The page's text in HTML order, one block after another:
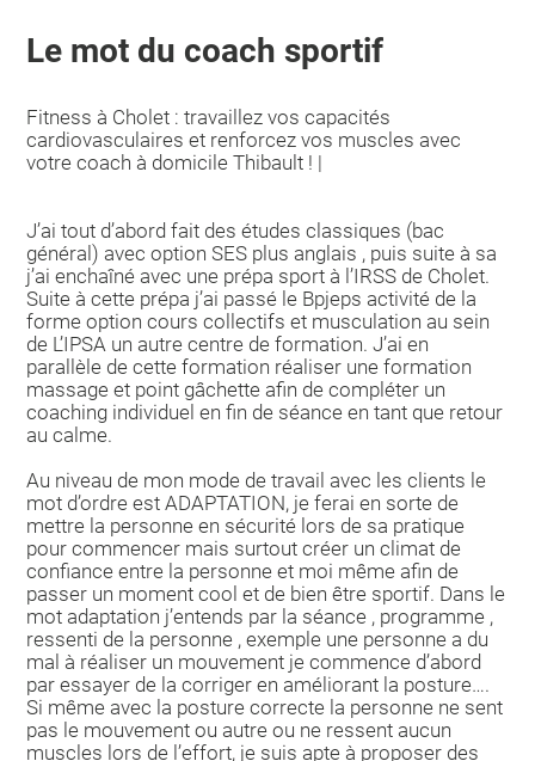
Le mot du coach sportif
Fitness à Cholet : travaillez vos capacités
cardiovasculaires et renforcez vos muscles avec
votre coach à domicile Thibault ! |
J’ai tout d’abord fait des études classiques (bac
général) avec option SES plus anglais , puis suite à sa
j’ai enchaîné avec une prépa sport à l’IRSS de Cholet.
Suite à cette prépa j’ai passé le Bpjeps activité de la
forme option cours collectifs et musculation au sein
de L’IPSA un autre centre de formation. J’ai en
parallèle de cette formation réaliser une formation
massage et point gâchette afin de compléter un
coaching individuel en fin de séance en tant que retour
au calme.
Au niveau de mon mode de travail avec les clients le
mot d’ordre est ADAPTATION, je ferai en sorte de
mettre la personne en sécurité lors de sa pratique
pour commencer mais surtout créer un climat de
confiance entre la personne et moi même afin de
passer un moment cool et de bien être sportif. Dans le
mot adaptation j’entends par la séance , programme ,
ressenti de la personne , exemple une personne a du
mal à réaliser un mouvement je commence d’abord
par essayer de la corriger en améliorant la posture….
Si même avec la posture correcte la personne ne sent
pas le mouvement ou autre ou ne ressent aucun
muscles lors de l’effort, je suis apte à proposer des